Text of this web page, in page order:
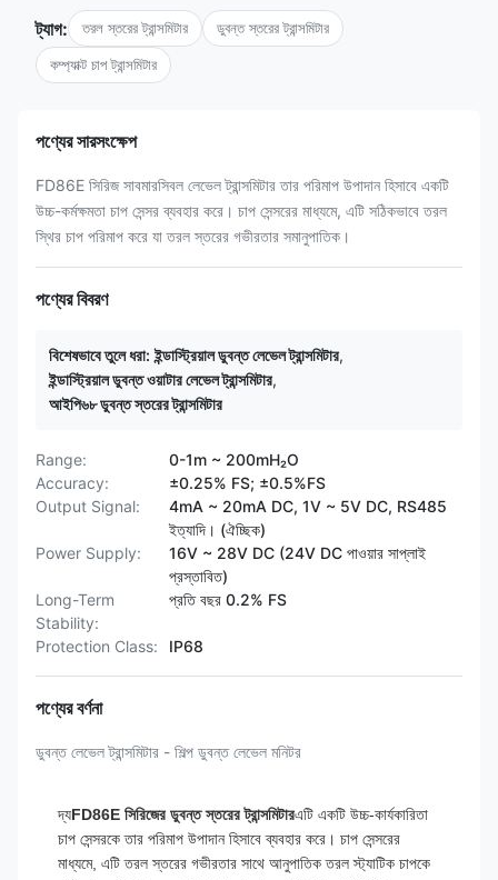
ট্যাগ: তরল স্তরের ট্রান্সমিটার ডুবন্ত স্তরের ট্রান্সমিটার
কম্প্যাক্ট চাপ ট্রান্সমিটার
পণ্যের সারসংক্ষেপ
FD86E সিরিজ সাবমারসিবল লেভেল ট্রান্সমিটার তার পরিমাপ উপাদান হিসাবে একটি
উচ্চ-কর্মক্ষমতা চাপ সেন্সর ব্যবহার করে। চাপ সেন্সরের মাধ্যমে, এটি সঠিকভাবে তরল
স্থির চাপ পরিমাপ করে যা তরল স্তরের গভীরতার সমানুপাতিক।
পণ্যের বিবরণ
বিশেষভাবে তুলে ধরা: ইন্ডাস্ট্রিয়াল ডুবন্ত লেভেল ট্রান্সমিটার,
ইন্ডাস্ট্রিয়াল ডুবন্ত ওয়াটার লেভেল ট্রান্সমিটার,
আইপি৬৮ ডুবন্ত স্তরের ট্রান্সমিটার
Range:
0-1m ~ 200mH₂O
Accuracy:
±0.25% FS; ±0.5%FS
Output Signal:
4mA ~ 20mA DC, 1V ~ 5V DC, RS485
ইত্যাদি। (ঐচ্ছিক)
Power Supply:
16V ~ 28V DC (24V DC পাওয়ার সাপ্লাই
প্রস্তাবিত)
Long-Term
Stability:
প্রতি বছর 0.2% FS
Protection Class: IP68
পণ্যের বর্ণনা
ডুবন্ত লেভেল ট্রান্সমিটার - শিল্প ডুবন্ত লেভেল মনিটর
দ্যFD86E সিরিজের ডুবন্ত স্তরের ট্রান্সমিটারএটি একটি উচ্চ-কার্যকারিতা
চাপ সেন্সরকে তার পরিমাপ উপাদান হিসাবে ব্যবহার করে। চাপ সেন্সরের
মাধ্যমে, এটি তরল স্তরের গভীরতার সাথে আনুপাতিক তরল স্ট্যাটিক চাপকে